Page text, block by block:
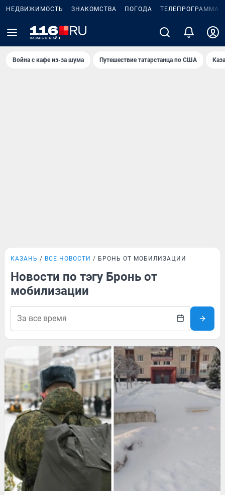
НЕДВИЖИМОСТЬ ЗНАКОМСТВА ПОГОДА ТЕЛЕПРОГРАММА
Война с кафе из-за шума Путешествие татарстанца по США
КАЗАНЬ ВСЕ НОВОСТИ БРОНЬ ОТ МОБИЛИЗАЦИИ
Новости по тэгу Бронь от
мобилизации